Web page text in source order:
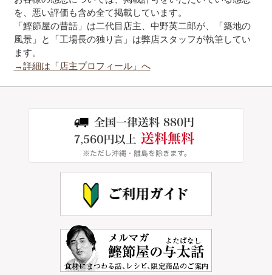
を、悪い評価も含め全て掲載しています。
「鰹節屋の昔話」は二代目店主、中野英二郎が、「築地の
風景」と「工場長の独り言」は弊店スタッフが執筆してい
ます。
→詳細は「店主プロフィール」へ